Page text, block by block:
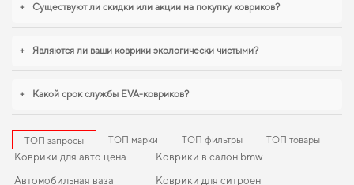
надежно. Сделайте салон более защищённым от грязи и влаги,
аккуратный внешний вид,
коврики для renault
логично дополнят оснащение салона. Мы всегда готовы
действительно достойные товары.
+ Существуют ли скидки или акции на покупку ковриков?
+ Являются ли ваши коврики экологически чистыми?
+ Какой срок службы EVA-ковриков?
ТОП запросы ТОП марки ТОП фильтры ТОП товары
Коврики для авто цена
Автомобильная ваза
Коврики в салон bmw
Коврики для ситроен